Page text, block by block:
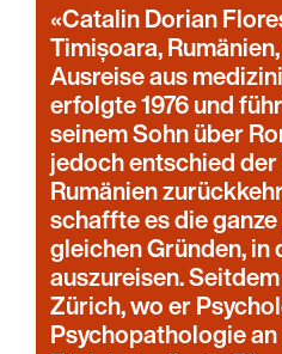
Catalin Dorian
Timișoara,
Ausreise aus
erfolgte 1976 und
seinem Sohn über
jedoch entschied der
Rumänien
schaffte es die
gleichen Gründen, in
auszureisen.
Zürich, wo er
Psychopathologie